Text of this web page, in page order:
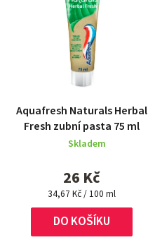
Aquafresh Naturals Herbal
Fresh zubní pasta 75 ml
Skladem
26 Kč
Měrná
cena:
34,67 Kč / 100 ml
DO KOŠÍKU